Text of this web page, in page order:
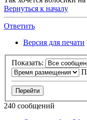
Вернуться к началу
Ответить
Версия для печати
Показать:
240 сообщений